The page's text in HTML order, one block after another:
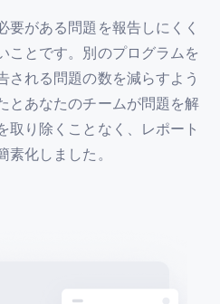
要がある問題を報告しにくく
ことです。別のプログラムを
される問題の数を減らすよう
とあなたのチームが問題を解
取り除くことなく、レポート
素化しました。